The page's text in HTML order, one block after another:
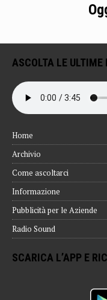
ASCOLTA LE
Home
Archivio
Come ascoltarci
Informazione
Pubblicità per le Aziende
Radio Sound
SCARICA L’APP E